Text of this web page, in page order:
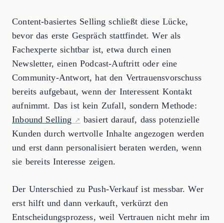
Content-basiertes Selling schließt diese Lücke,
bevor das erste Gespräch stattfindet. Wer als
Fachexperte sichtbar ist, etwa durch einen
Newsletter, einen Podcast-Auftritt oder eine
Community-Antwort, hat den Vertrauensvorschuss
bereits aufgebaut, wenn der Interessent Kontakt
aufnimmt. Das ist kein Zufall, sondern Methode:
Inbound Selling
basiert darauf, dass potenzielle
Kunden durch wertvolle Inhalte angezogen werden
und erst dann personalisiert beraten werden, wenn
sie bereits Interesse zeigen.
Der Unterschied zu Push-Verkauf ist messbar. Wer
erst hilft und dann verkauft, verkürzt den
Entscheidungsprozess, weil Vertrauen nicht mehr im